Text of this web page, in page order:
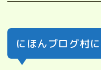
にほんブログ村